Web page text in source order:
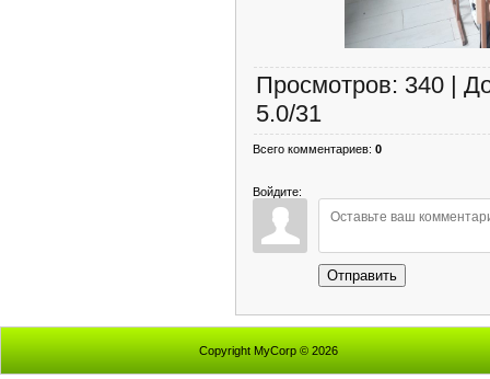
Просмотров: 340 |
5.0/31
Всего комментариев: 0
Войдите:
Отправить
Copyright MyCorp © 2026